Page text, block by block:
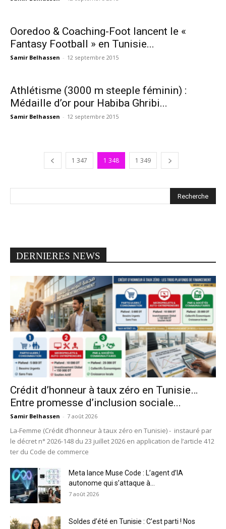
Ooredoo & Coaching-Foot lancent le «
Fantasy Football » en Tunisie...
Samir Belhassen - 12 septembre 2015
Athlétisme (3000 m steeple féminin) :
Médaille d’or pour Habiba Ghribi...
Samir Belhassen - 12 septembre 2015
1 347 1 348 1 349
DERNIERES NEWS
Crédit d’honneur à taux zéro en Tunisie…
Entre promesse d’inclusion sociale...
Samir Belhassen - 7 août 2026
La-Femme (Crédit d’honneur à taux zéro en Tunisie) - instauré par
le décret n° 2026-148 du 23 juillet 2026 en application de l’article 412
ter du Code de commerce
Meta lance Muse Code : L’agent d’IA
autonome qui s’attaque à...
7 août 2026
Soldes d’été en Tunisie : C’est parti ! Nos